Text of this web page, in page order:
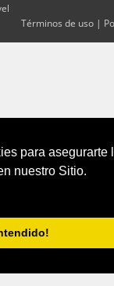
para asegurarte
nuestro Sitio.
Términos de uso |